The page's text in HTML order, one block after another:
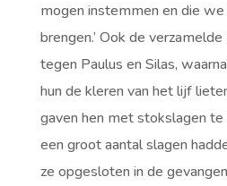
mogen instemmen en die
brengen.’ Ook de
tegen Paulus en Silas,
hun de kleren van het lijf
gaven hen met stokslagen
een groot aantal slagen
ze opgesloten in de